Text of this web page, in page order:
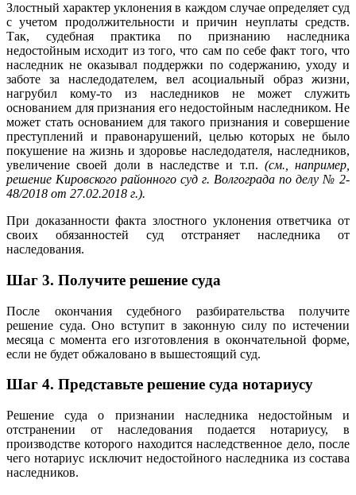
Злостный характер уклонения в каждом случае определяет суд
с учетом продолжительности и причин неуплаты средств.
Так, судебная практика по признанию наследника
недостойным исходит из того, что сам по себе факт того, что
наследник не оказывал поддержки по содержанию, уходу и
заботе за наследодателем, вел асоциальный образ жизни,
нагрубил кому-то из наследников не может служить
основанием для признания его недостойным наследником. Не
может стать основанием для такого признания и совершение
преступлений и правонарушений, целью которых не было
покушение на жизнь и здоровье наследодателя, наследников,
увеличение своей доли в наследстве и т.п. (см., например,
решение Кировского районного суд г. Волгограда по делу № 2-
48/2018 от 27.02.2018 г.).
При доказанности факта злостного уклонения ответчика от
своих обязанностей суд отстраняет наследника от
наследования.
Шаг 3. Получите решение суда
После окончания судебного разбирательства получите
решение суда. Оно вступит в законную силу по истечении
месяца с момента его изготовления в окончательной форме,
если не будет обжаловано в вышестоящий суд.
Шаг 4. Представьте решение суда нотариусу
Решение суда о признании наследника недостойным и
отстранении от наследования подается нотариусу, в
производстве которого находится наследственное дело, после
чего нотариус исключит недостойного наследника из состава
наследников.